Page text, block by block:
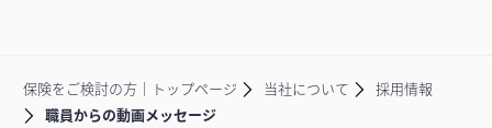
保険をご検討の方｜トップページ 当社について
採用情報
職員からの動画メッセージ